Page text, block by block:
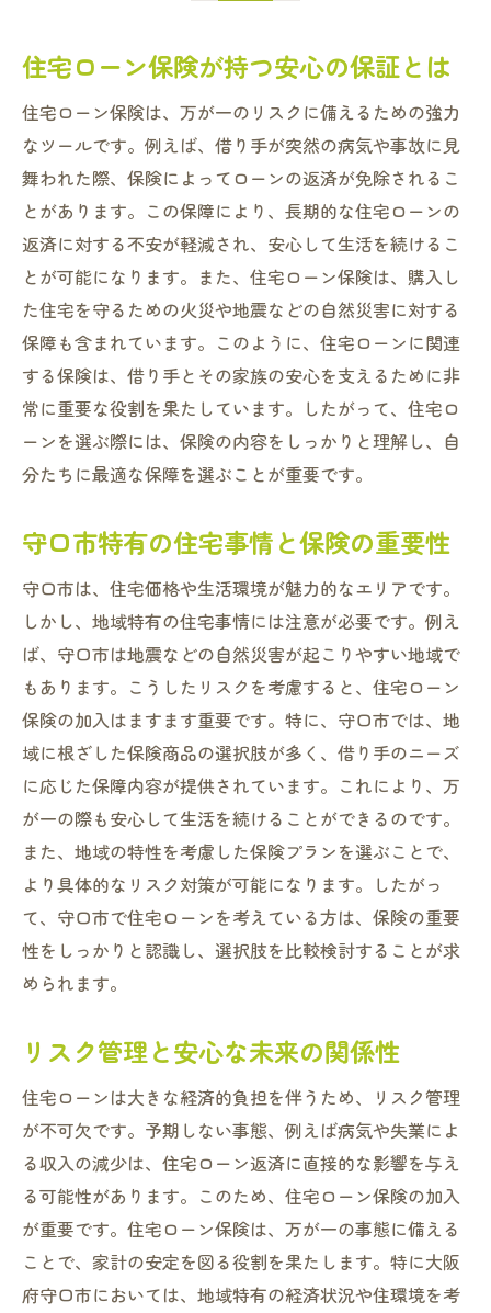
守口市における住宅ローン保険の利点
地域特性を活かした保険選びのポイント
住宅ローン保険による資産保護の重要性
守口市でのローン選びにおける保険の影響
安心な住環境を築くための保険加入のメリ
ット
予期せぬリスクに備える住宅ローン保険の重要
性
住宅ローン保険でリスクに備える方法
守口市特有のリスクと保険の必要性
万が一の事態に備える保険の役割
リスク管理における保険の重要性
守口市の住宅ローン保険加入で知っておくべき
注意点
住宅ローン保険加入時の注意事項
守口市での保険選びで失敗しないために
契約前に確認すべき保険の条件
知っておくべき保険の落とし穴
保険選びで考慮すべき地域特性
住宅ローン保険における注意点と対策
住宅ローン保険で守口市の理想の住まいを手に
入れる方法
理想の住まいを手に入れるための保険活用
住宅ローン保険で実現する住まいの夢
理想の住環境を支える保険の選び方
住宅ローン保険による資産形成のサポート
保険の活用で住まいの購入をスムーズに
ライフスタイルに合わせた守口市での住宅ロー
ン保険選び
ライフスタイルに適した保険の選び方
住宅ローン保険が持つ安心の保証とは
住宅ローン保険は、万が一のリスクに備えるための強力
なツールです。例えば、借り手が突然の病気や事故に見
舞われた際、保険によってローンの返済が免除されるこ
とがあります。この保障により、長期的な住宅ローンの
返済に対する不安が軽減され、安心して生活を続けるこ
とが可能になります。また、住宅ローン保険は、購入し
た住宅を守るための火災や地震などの自然災害に対する
保障も含まれています。このように、住宅ローンに関連
する保険は、借り手とその家族の安心を支えるために非
常に重要な役割を果たしています。したがって、住宅ロ
ーンを選ぶ際には、保険の内容をしっかりと理解し、自
分たちに最適な保障を選ぶことが重要です。
守口市特有の住宅事情と保険の重要性
守口市は、住宅価格や生活環境が魅力的なエリアです。
しかし、地域特有の住宅事情には注意が必要です。例え
ば、守口市は地震などの自然災害が起こりやすい地域で
もあります。こうしたリスクを考慮すると、住宅ローン
保険の加入はますます重要です。特に、守口市では、地
域に根ざした保険商品の選択肢が多く、借り手のニーズ
に応じた保障内容が提供されています。これにより、万
が一の際も安心して生活を続けることができるのです。
また、地域の特性を考慮した保険プランを選ぶことで、
より具体的なリスク対策が可能になります。したがっ
て、守口市で住宅ローンを考えている方は、保険の重要
性をしっかりと認識し、選択肢を比較検討することが求
められます。
リスク管理と安心な未来の関係性
住宅ローンは大きな経済的負担を伴うため、リスク管理
が不可欠です。予期しない事態、例えば病気や失業によ
る収入の減少は、住宅ローン返済に直接的な影響を与え
る可能性があります。このため、住宅ローン保険の加入
が重要です。住宅ローン保険は、万が一の事態に備える
ことで、家計の安定を図る役割を果たします。特に大阪
府守口市においては、地域特有の経済状況や住環境を考